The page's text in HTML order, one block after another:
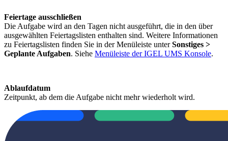
Feiertage ausschließen
Die Aufgabe wird an den Tagen nicht ausgeführt, die in den über
ausgewählten Feiertagslisten enthalten sind. Weitere Informationen
zu Feiertagslisten finden Sie in der Menüleiste unterSonstiges >
Geplante Aufgaben. Siehe Menüleiste der IGEL UMS Konsole.
Ablaufdatum
Zeitpunkt, ab dem die Aufgabe nicht mehr wiederholt wird.